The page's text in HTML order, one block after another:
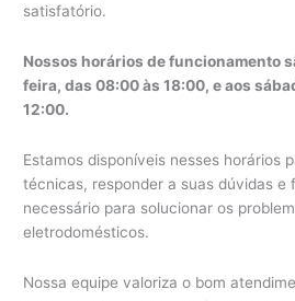
satisfatório.
Nossos horários de funcionamento
feira, das 08:00 às 18:00, e aos
12:00.
Estamos disponíveis nesses horários
técnicas, responder a suas dúvidas e
necessário para solucionar os
eletrodomésticos.
Nossa equipe valoriza o bom